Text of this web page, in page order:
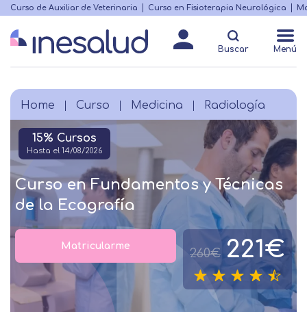
Skip
main
content
Menú
destacado
Curso de Auxiliar de Veterinaria Curso en Fisioterapia Neurológica
Buscar Menú
Breadcrumb
Home Curso Medicina Radiología
15% Cursos
Hasta el 14/08/2026
Curso en Fundamentos y Técnicas
de la Ecografía
260€ 221€
Matricularme
Matricularme